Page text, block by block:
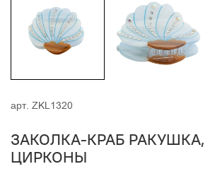
арт. ZKL1320
ЗАКОЛКА-КРАБ РАКУШКА,
ЦИРКОНЫ